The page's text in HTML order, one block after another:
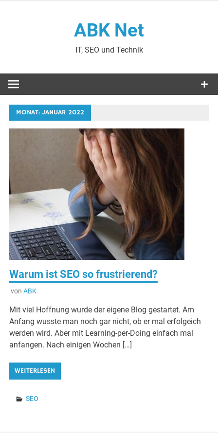
ABK Net
IT, SEO und Technik
MONAT:JANUAR 2022
Warum ist SEO so frustrierend?
von ABK
Mit viel Hoffnung wurde der eigene Blog gestartet. Am
Anfang wusste man noch gar nicht, ob er mal erfolgeich
werden wird. Aber mit Learning-per-Doing einfach mal
anfangen. Nach einigen Wochen […]
WEITERLESEN
SEO